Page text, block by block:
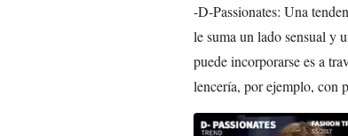
-D-Passionates: Una
le suma un lado sensual y
puede incorporarse es a
lencería, por ejemplo, con